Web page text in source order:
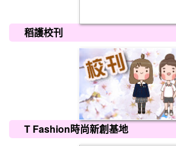
稻護校刊
T Fashion時尚新創基地